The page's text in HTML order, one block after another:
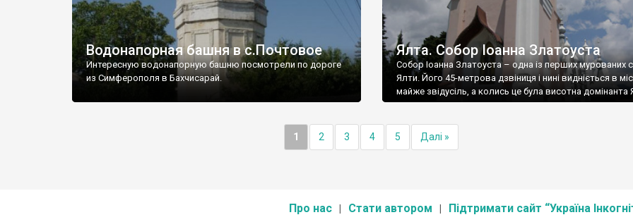
Водонапорная башня в с.Почтовое
Интересную водонапорную башню посмотрели по дороге
из Симферополя в Бахчисарай.
Ялта. Собор Іоанна Златоуста
Собор Іоанна Златоуста – одна із перших мурованих
Ялти. Його 45-метрова дзвіниця і нині видніється в
майже звідусіль, а колись це була висотна домінанта
1 2 3 4 5 Далі »
Про нас Стати автором Підтримати сайт “Україна